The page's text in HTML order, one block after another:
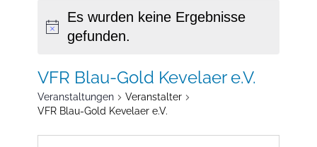
Es wurden keine Ergebnisse
gefunden.
VFR Blau-Gold Kevelaer e.V.
Veranstaltungen
Veranstalter
VFR Blau-Gold Kevelaer e.V.